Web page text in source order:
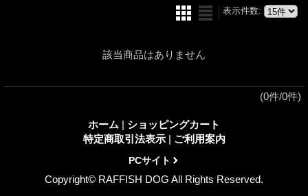
表示件数:
該当商品はありません
(0件/0件)
ホーム | ショッピングカート
特定商取引法表示 | ご利用案内
PCサイト
Copyright© RAFFISH DOG All Rights Reserved.